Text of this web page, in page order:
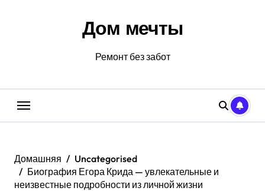
Дом мечты
Ремонт без забот
Домашняя
Uncategorised
Биография Егора Крида — увлекательные и
неизвестные подробности из личной жизни